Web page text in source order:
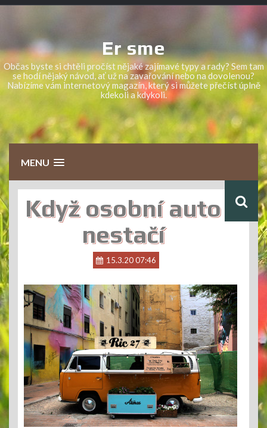
Skip
Er sme
Občas byste si chtěli pročíst nějaké zajímavé typy a rady? Sem tam
se hodí nějaký návod, ať už na zavařování nebo na dovolenou?
Nabízíme vám internetový magazín, který si můžete přečíst úplně
kdekoli a kdykoli.
MENU
Když osobní auto
nestačí
15.3.20 07:46